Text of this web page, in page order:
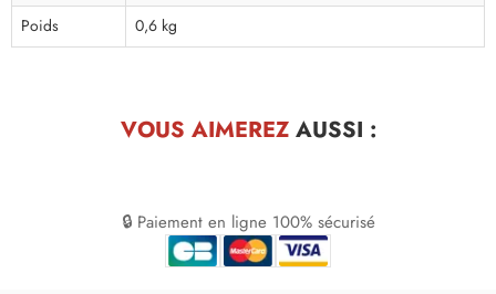
Poids
0,6 kg
VOUS AIMEREZAUSSI :
🔒 Paiement en ligne 100% sécurisé